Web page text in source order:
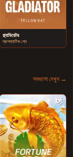
গ্ল্যাডিয়েটর
প্রাগম্যাটিক প্লে
সবগুলো দেখুন →